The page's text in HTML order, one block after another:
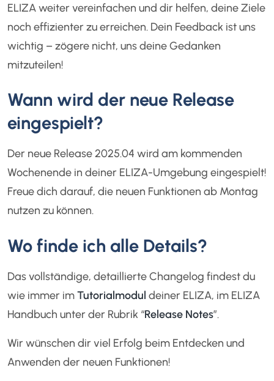
ELIZA weiter vereinfachen und dir helfen, deine Ziele
noch effizienter zu erreichen. Dein Feedback ist uns
wichtig – zögere nicht, uns deine Gedanken
mitzuteilen!
Wann wird der neue Release
eingespielt?
Der neue Release 2025.04 wird am kommenden
Wochenende in deiner ELIZA-Umgebung eingespielt!
Freue dich darauf, die neuen Funktionen ab Montag
nutzen zu können.
Wo finde ich alle Details?
Das vollständige, detaillierte Changelog findest du
wie immer imTutorialmodul deiner ELIZA, im ELIZA
Handbuch unter der Rubrik “Release Notes”.
Wir wünschen dir viel Erfolg beim Entdecken und
Anwenden der neuen Funktionen!